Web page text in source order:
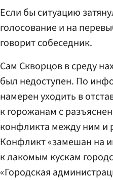
Если бы ситуацию
голосование и на
говорит собеседник.
Сам Скворцов в среду
был недоступен. По
намерен уходить в
к горожанам с
конфликта между ним и
Конфликт «замешан на
к лакомым кускам
«Городская